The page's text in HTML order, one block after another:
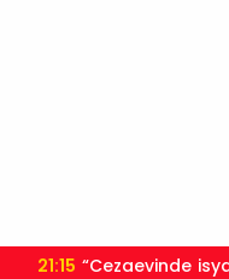
21:15 “Cezaevinde